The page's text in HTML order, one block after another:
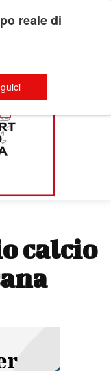
calcio
reale di